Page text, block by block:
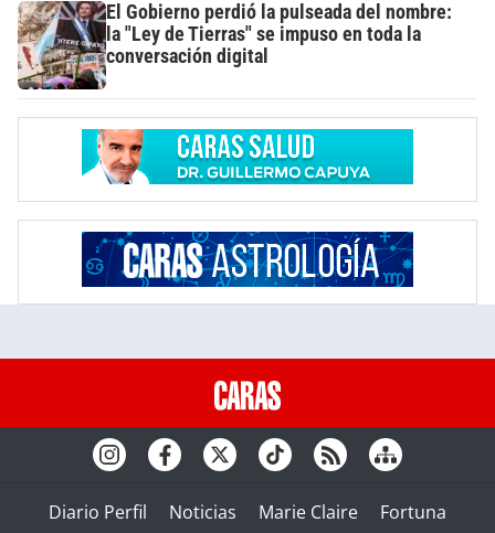
El Gobierno perdió la pulseada del nombre:
la "Ley de Tierras" se impuso en toda la
conversación digital
Diario Perfil Noticias Marie Claire Fortuna